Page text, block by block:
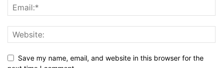
Save my name, email, and website in this browser for the